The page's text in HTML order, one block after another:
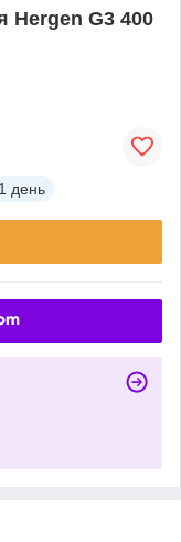
Hergen G3 400
1 день